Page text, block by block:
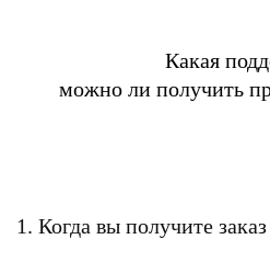
Какая
можно ли получить
1. Когда вы получите заказ